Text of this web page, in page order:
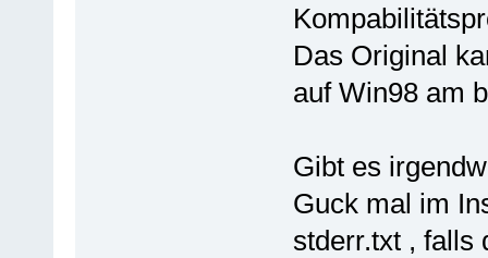
Das Original
auf Win98 am
Gibt es
Guck mal im
stderr.txt , falls